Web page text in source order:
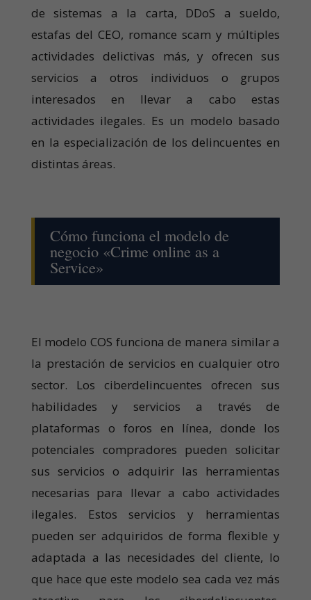
de sistemas a la carta, DDoS a sueldo,
estafas del CEO, romance scam y múltiples
actividades delictivas más, y ofrecen sus
servicios a otros individuos o grupos
interesados en llevar a cabo estas
actividades ilegales. Es un modelo basado
en la especialización de los delincuentes en
distintas áreas.
Cómo funciona el modelo de
negocio «Crime online as a
Service»
El modelo COS funciona de manera similar a
la prestación de servicios en cualquier otro
sector. Los ciberdelincuentes ofrecen sus
habilidades y servicios a través de
plataformas o foros en línea, donde los
potenciales compradores pueden solicitar
sus servicios o adquirir las herramientas
necesarias para llevar a cabo actividades
ilegales. Estos servicios y herramientas
pueden ser adquiridos de forma flexible y
adaptada a las necesidades del cliente, lo
que hace que este modelo sea cada vez más